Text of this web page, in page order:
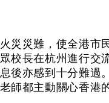
災災難，使全港市
校長在杭州進行交
後亦感到十分難過
師都主動關心香港